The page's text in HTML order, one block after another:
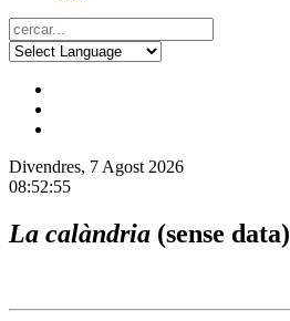
Divendres, 7 Agost 2026
08:52:56
La calàndria (sense data)